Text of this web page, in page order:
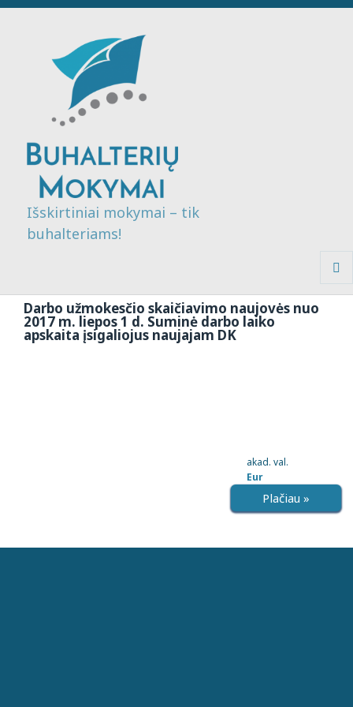
Išskirtiniai mokymai – tik
buhalteriams!
Darbo užmokesčio skaičiavimo naujovės nuo
2017 m. liepos 1 d. Suminė darbo laiko
apskaita įsigaliojus naujajam DK
akad. val.
Eur
Plačiau »